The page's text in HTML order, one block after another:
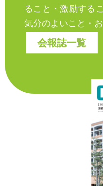
ること・激励する
気分のよいこと・
会報誌一覧